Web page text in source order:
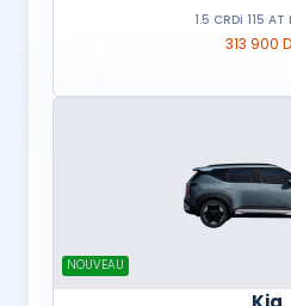
1.5 CRDi 115
313 900
NOUVEAU